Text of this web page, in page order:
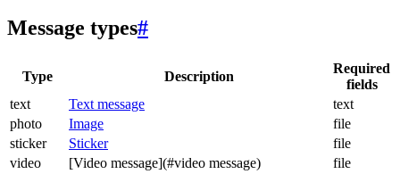
Message types#
Type Description
Required
fields
text
Text message
text
photo
Image
file
sticker
Sticker
file
video
[Video message](#video message)
file